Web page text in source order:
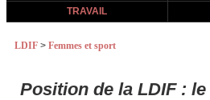
TRAVAIL
LDIF > Femmes et sport
Position de la LDIF :